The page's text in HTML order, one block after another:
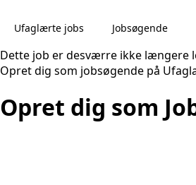
Ufaglærte jobs Jobsøgende
Dette job er desværre ikke længere
Opret dig som jobsøgende på
Opret dig som